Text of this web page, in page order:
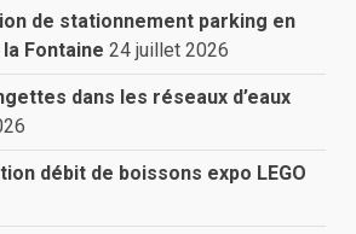
de stationnement parking en
Fontaine 24 juillet 2026
dans les réseaux d’eaux
débit de boissons expo LEGO